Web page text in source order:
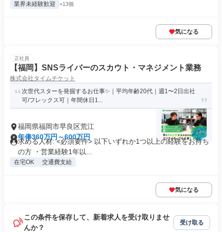
業界未経験歓迎 +13個
気になる
正社員
【福岡】SNSライバーのスカウト・マネジメント業務
株式会社タイムチケット
次世代スターを発掘するお仕事✨｜平均年齢20代｜週1〜2日出社
可/フレックス可｜年間休日1...
福岡県福岡市早良区荒江
年俸360万円～600万円
求める人材: <必須要件> 以下いずれか1つ以上の経験をお持ち
の方 ・営業経験1年以...
在宅OK 交通費支給
気になる
この条件を保存して、新着求人を受け取りませ
んか？
受け取る